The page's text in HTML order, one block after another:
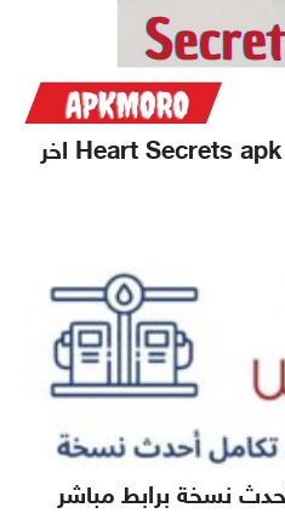
تحميل لعبة اسرار القلب Heart Secrets apk اخر
نسخة برابط مباشر